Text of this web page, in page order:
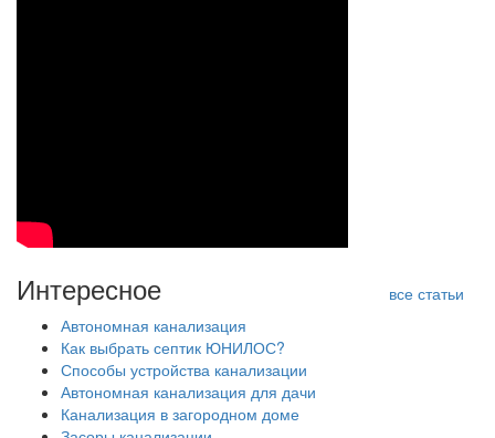
все статьи
Интересное
Автономная канализация
Как выбрать септик ЮНИЛОС?
Способы устройства канализации
Автономная канализация для дачи
Канализация в загородном доме